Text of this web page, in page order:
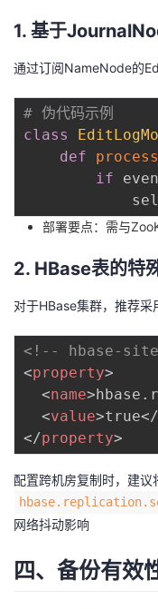
1. 基于
通过订阅NameNode的
# 伪代码示例
class
def
process
if
部署要点：需与
2. HBase表的特
对于HBase集群，推荐采
<!-- hbase-
<property>
<name>
<value>true</
</property>
配置跨机房复制时，建议
网络抖动影响
四、备份有效